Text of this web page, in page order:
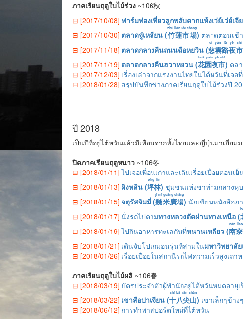
ภาคเรียนฤดูใบไม้ร่วง ~106秋
⊟ [2017/10/08] ฟาร์มท่องเที่ยวลูกพลับตากแห้งเว่ย์เว่ย์เจี
⊟ [2017/10/30] ตลาดจู๋เหลียน (竹蓮市場
zhú lián shì chǎng
) ตลาดตอนเช้
⊟ [2017/11/18] ตลาดกลางคืนถนนฉือหยวิน (慈雲路夜市
cí yún lù yè shì
⊟ [2017/11/19] ตลาดกลางคืนฮวาหยวน (花園夜市
huā yuán yè shì
) ตล
⊟ [2017/12/03] เรื่องเล่าจากแรงงานไทยในไต้หวันที่เจ
⊟ [2018/01/28] สรุปบันทึกช่วงภาคเรียนฤดูใบไม้ร่วงปี
ปี 2018
เป็นปีที่อยู่ไต้หวันแล้วมีเพื่อนจากทั้งไทยและญี่ปุ่นมาเยี่ยม
ปิดภาคเรียนฤดูหนาว ~106冬
⊟ [2018/01/11]ไปเจอเพื่อนเก่าและเดินเรื่อยเปื่อยตอนเ
⊟ [2018/01/13] ผิงหลิน (坪林
píng lín
) ชุมชนแห่งชาท่ามกลางหุ
⊟ [2018/01/15] จตุรัสจิมมี่ (幾米廣場
jǐ mǐ guǎng chǎng
) นักเขียนหนังสือภ
⊟ [2018/01/17] นั่งรถไปตามทางหลวงตัดผ่านทางเหนือ (
⊟ [2018/01/19]ไปกินอาหารทะเลกันที่หนานเหลียว (南寮
nán liáo
⊟ [2018/01/21] เดินจับโปเกมอนรุ่นที่สามในมหาวิทยาลั
⊟ [2018/01/26] เรื่อยเปื่อยในสถานีรถไฟความเร็วสูงเถา
ภาคเรียนฤดูใบไม้ผลิ ~106春
⊟ [2018/03/19] บัตรประจำตัวผู้พำนักอยู่ไต้หวันหมดอายุ
⊟ [2018/03/22] เขาสือปาเจียน (十八尖山
shí bā jiān shān
) เขาเล็กๆข้า
⊟ [2018/06/12] การทำพาสปอร์ตใหม่ที่ไต้หวัน